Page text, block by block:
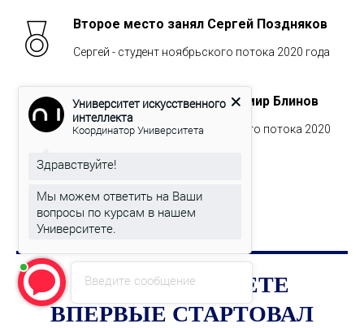
Второе место занял Сергей Поздняков
Сергей - студент ноябрьского потока 2020 года
Третье место занял Владимир Блинов
Владимир - студент сентябрьского потока 2020
В УНИВЕРСИТЕТЕ
ВПЕРВЫЕ СТАРТОВАЛ
Введите сообщение
Университет искусственного
интеллекта
Координатор Университета
Здравствуйте!
Мы можем ответить на Ваши
вопросы по курсам в нашем
Университете.